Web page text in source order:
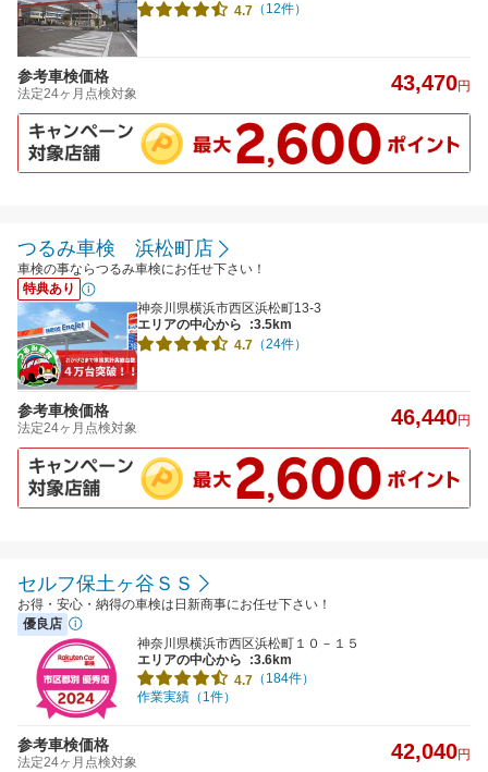
4.7 （12件）
参考車検価格
法定24ヶ月点検対象 43,470円
つるみ車検 浜松町店
車検の事ならつるみ車検にお任せ下さい！
特典あり
神奈川県横浜市西区浜松町13-3
エリアの中心から
:3.5km
4.7 （24件）
参考車検価格
法定24ヶ月点検対象 46,440円
セルフ保土ヶ谷ＳＳ
お得・安心・納得の車検は日新商事にお任せ下さい！
優良店
神奈川県横浜市西区浜松町１０－１５
エリアの中心から
:3.6km
4.7 （184件）
作業実績（1件）
参考車検価格
法定24ヶ月点検対象 42,040円